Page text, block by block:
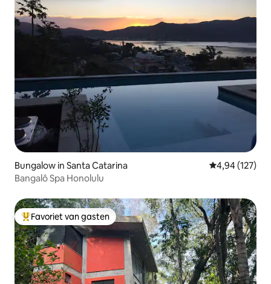
Bungalow in Santa Catarina Gemiddelde
4,94 (127)
Bangalô Spa Honolulu
Topfavoriet van gasten
Favoriet van gasten